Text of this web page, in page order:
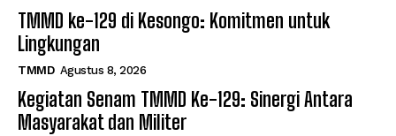
TMMD ke-129 di Kesongo: Komitmen untuk
Lingkungan
TMMD Agustus 8, 2026
Kegiatan Senam TMMD Ke-129: Sinergi Antara
Masyarakat dan Militer